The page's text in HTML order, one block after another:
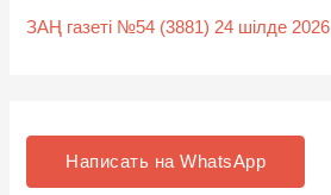
ЗАҢ газеті №54 (3881) 24 шілде 2026
Написать на WhatsApp